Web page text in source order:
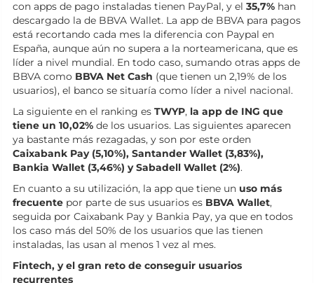
con apps de pago instaladas tienen PayPal, y el 35,7% han
descargado la de BBVA Wallet. La app de BBVA para pagos
está recortando cada mes la diferencia con Paypal en
España, aunque aún no supera a la norteamericana, que es
líder a nivel mundial. En todo caso, sumando otras apps de
BBVA como BBVA Net Cash (que tienen un 2,19% de los
usuarios), el banco se situaría como líder a nivel nacional.
La siguiente en el ranking es TWYP, la app de ING que
tiene un 10,02% de los usuarios. Las siguientes aparecen
ya bastante más rezagadas, y son por este orden
Caixabank Pay (5,10%), Santander Wallet (3,83%),
Bankia Wallet (3,46%) y Sabadell Wallet (2%).
En cuanto a su utilización, la app que tiene un uso más
frecuente por parte de sus usuarios es BBVA Wallet,
seguida por Caixabank Pay y Bankia Pay, ya que en todos
los caso más del 50% de los usuarios que las tienen
instaladas, las usan al menos 1 vez al mes.
Fintech, y el gran reto de conseguir usuarios
recurrentes